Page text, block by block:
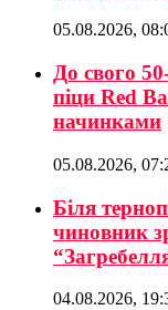
05.08.2026,
До свого
піци Red
начинками
05.08.2026,
Біля
чиновник
04.08.2026,